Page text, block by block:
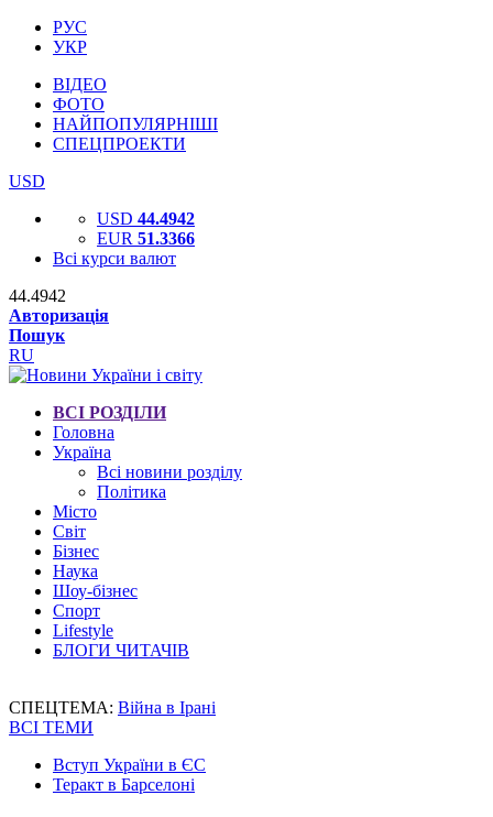
РУС
УКР
ВІДЕО
ФОТО
НАЙПОПУЛЯРНІШІ
СПЕЦПРОЕКТИ
USD
USD 44.4942
EUR 51.3366
Всі курси валют
44.4942
Авторизація
Пошук
RU
ВСІ РОЗДІЛИ
Головна
Україна
Всі новини розділу
Політика
Місто
Світ
Бізнес
Наука
Шоу-бізнес
Спорт
Lifestyle
БЛОГИ ЧИТАЧІВ
СПЕЦТЕМА: Війна в Ірані
ВСІ ТЕМИ
Вступ України в ЄС
Теракт в Барселоні